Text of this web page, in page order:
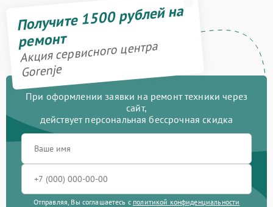
Получите 1500 рублей на
ремонт
Акция сервисного центра
Gorenje
При оформлении заявки на ремонт техники через
сайт,
действует персональная бессрочная скидка
Отправляя, Вы соглашаетесь с политикой конфиденциальности